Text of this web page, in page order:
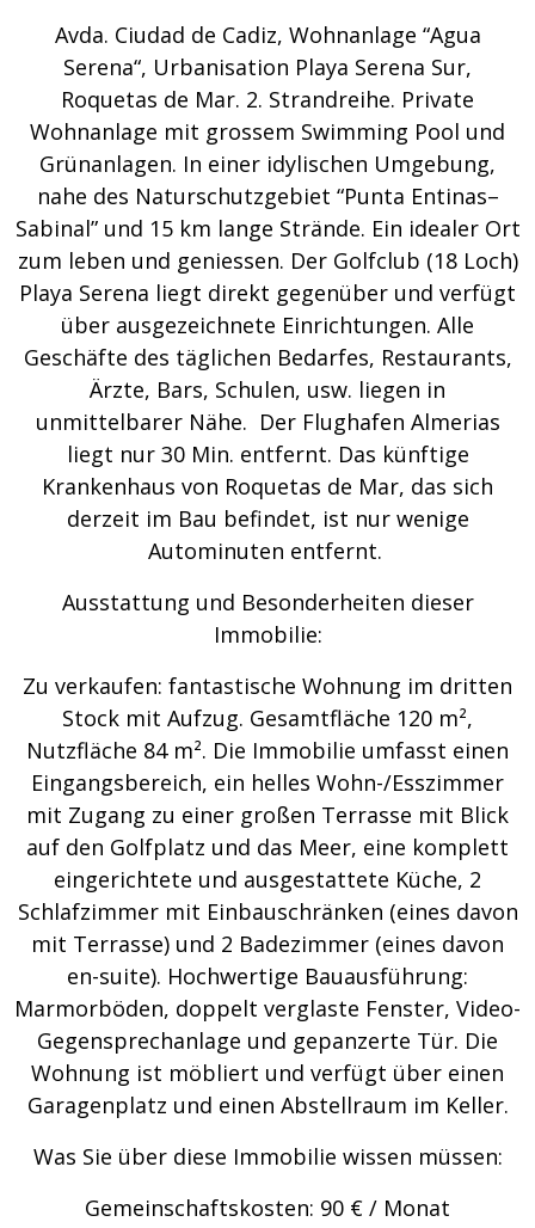
Avda. Ciudad de Cadiz, Wohnanlage “Agua
Serena“, Urbanisation Playa Serena Sur,
Roquetas de Mar. 2. Strandreihe. Private
Wohnanlage mit grossem Swimming Pool und
Grünanlagen. In einer idylischen Umgebung,
nahe des Naturschutzgebiet “Punta Entinas–
Sabinal” und 15 km lange Strände. Ein idealer Ort
zum leben und geniessen. Der Golfclub (18 Loch)
Playa Serena liegt direkt gegenüber und verfügt
über ausgezeichnete Einrichtungen. Alle
Geschäfte des täglichen Bedarfes, Restaurants,
Ärzte, Bars, Schulen, usw. liegen in
unmittelbarer Nähe. Der Flughafen Almerias
liegt nur 30 Min. entfernt. Das künftige
Krankenhaus von Roquetas de Mar, das sich
derzeit im Bau befindet, ist nur wenige
Autominuten entfernt.
Ausstattung und Besonderheiten dieser
Immobilie:
Zu verkaufen: fantastische Wohnung im dritten
Stock mit Aufzug. Gesamtfläche 120 m²,
Nutzfläche 84 m². Die Immobilie umfasst einen
Eingangsbereich, ein helles Wohn-/Esszimmer
mit Zugang zu einer großen Terrasse mit Blick
auf den Golfplatz und das Meer, eine komplett
eingerichtete und ausgestattete Küche, 2
Schlafzimmer mit Einbauschränken (eines davon
mit Terrasse) und 2 Badezimmer (eines davon
en-suite). Hochwertige Bauausführung:
Marmorböden, doppelt verglaste Fenster, Video-
Gegensprechanlage und gepanzerte Tür. Die
Wohnung ist möbliert und verfügt über einen
Garagenplatz und einen Abstellraum im Keller.
Was Sie über diese Immobilie wissen müssen:
Gemeinschaftskosten: 90 € / Monat